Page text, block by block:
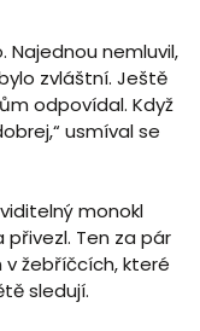
Najednou nemluvil,
zvláštní. Ještě
odpovídal. Když
usmíval se
monokl
Ten za pár
v žebříčcích, které
sledují.